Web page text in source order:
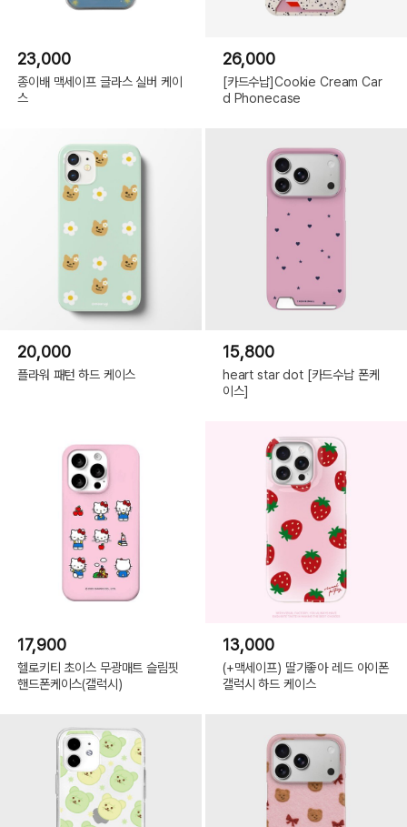
23,000
종이배 맥세이프 글라스 실버 케이
스
26,000
[카드수납]Cookie Cream Car
d Phonecase
20,000
플라워 패턴 하드 케이스
15,800
heart star dot [카드수납 폰케
이스]
17,900
헬로키티 초이스 무광매트 슬림핏
핸드폰케이스(갤럭시)
13,000
(+맥세이프) 딸기좋아 레드 아이폰
갤럭시 하드 케이스